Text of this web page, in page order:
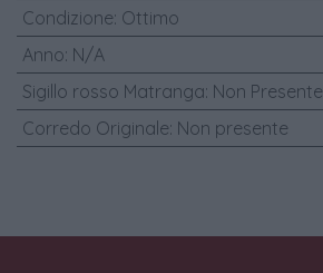
Condizione: Ottimo
Anno: N/A
Sigillo rosso Matranga: Non Presente
Corredo Originale: Non presente